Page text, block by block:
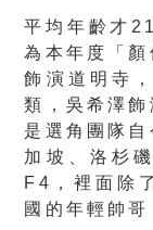
平均年齡才
為本年度「
飾演道明寺
類，吳希澤飾
是選角團隊
加坡、洛杉
F4，裡面除
國的年輕帥哥